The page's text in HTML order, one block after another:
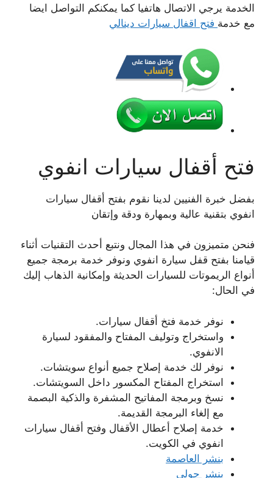
الخدمة يرجي الاتصال هاتفيا كما يمكنكم التواصل ايضا
مع خدمة فتح اقفال سيارات دينالي
فتح أقفال سيارات انفوي
بفضل خبرة الفنيين لدينا نقوم بفتح أقفال سيارات
انفوي بتقنية عالية وبمهارة ودقة وإتقان
فنحن متميزون في هذا المجال ونتبع أحدث التقنيات أثناء
قيامنا بفتح قفل سيارة انفوي ونوفر خدمة برمجة جميع
أنواع الريموتات للسيارات الحديثة وإمكانية الذهاب إليك
في الحال:
نوفر خدمة فتخ أقفال سيارات.
واستخراج وتوليف المفتاح والمفقود لسيارة
الانفوي.
نوفر لك خدمة إصلاح جميع أنواع سويتشات.
استخراج المفتاح المكسور داخل السويتشات.
نسخ وبرمجة المفاتيح المشفرة والذكية البصمة
مع إلغاء البرمجة القديمة.
خدمة إصلاح أعطال الأقفال وفتح أقفال سيارات
انفوي في الكويت.
بنشر العاصمة
بنشر حولي